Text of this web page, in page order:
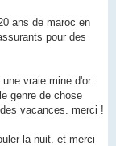
ans de maroc en
pour des
vraie mine d'or.
genre de chose
vacances. merci !
la nuit. et merci